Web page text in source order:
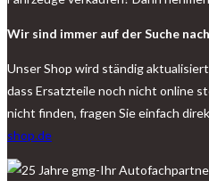
Wir sind immer auf der Suche
Unser Shop wird ständig
dass Ersatzteile noch nicht online
nicht finden, fragen Sie einfach
shop.de